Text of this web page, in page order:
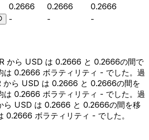
0.2666 0.2666
0.2666
- - -
から USD は 0.2666 と 0.2666の間で
は 0.2666 ボラティリティ - でした。過
から USD は 0.2666 と 0.2666の間を
は 0.2666 ボラティリティ - でした。過
ら USD は 0.2666 と 0.2666の間を移
0.2666 ボラティリティ - でした。